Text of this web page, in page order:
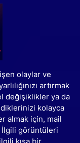
olaylar ve
artırmak
değişiklikler ya da
kolayca
almak için, mail
görüntüleri